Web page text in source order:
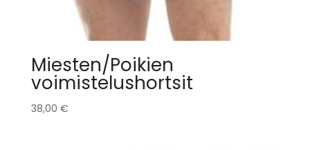
Miesten/Poikien
voimistelushortsit
38,00 €